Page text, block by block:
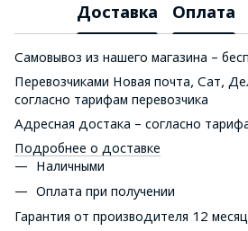
Доставка Оплата
Самовывоз из нашего магазина –
Перевозчиками Новая почта, Сат,
согласно тарифам перевозчика
Адресная достака – согласно
Подробнее о доставке
Наличными
Оплата при получении
Гарантия от производителя 12